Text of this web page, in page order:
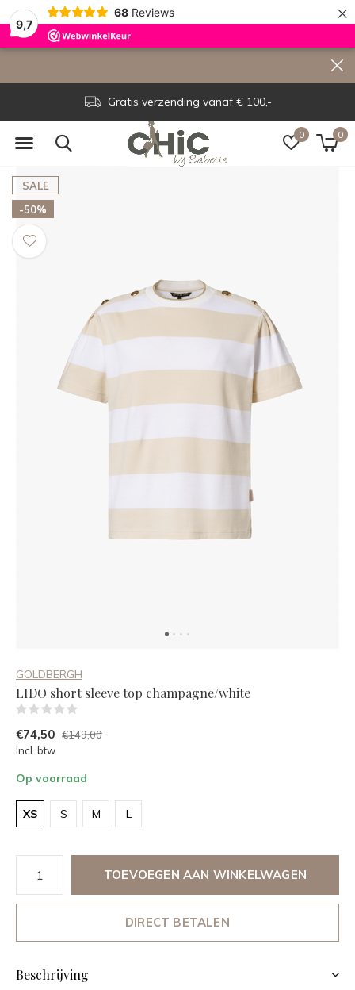
9,7
68 Reviews ×
0 0
Gratis verzending vanaf € 100,-
SALE
-50%
GOLDBERGH
LIDO short sleeve top champagne/white
€74,50 €149,00
Incl. btw
Op voorraad
XS S M L
TOEVOEGEN AAN WINKELWAGEN
DIRECT BETALEN
Beschrijving